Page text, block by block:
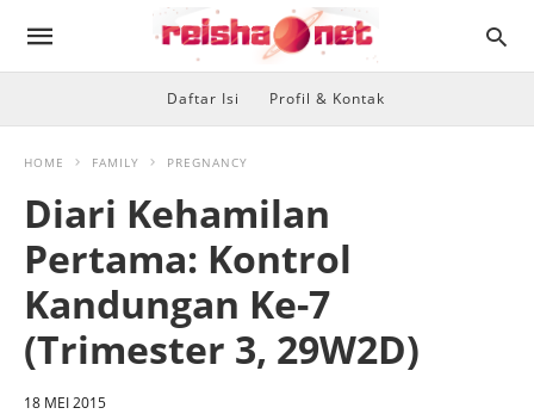
Daftar Isi Profil & Kontak
HOME FAMILY PREGNANCY
Diari Kehamilan
Pertama: Kontrol
Kandungan Ke-7
(Trimester 3, 29W2D)
18 MEI 2015